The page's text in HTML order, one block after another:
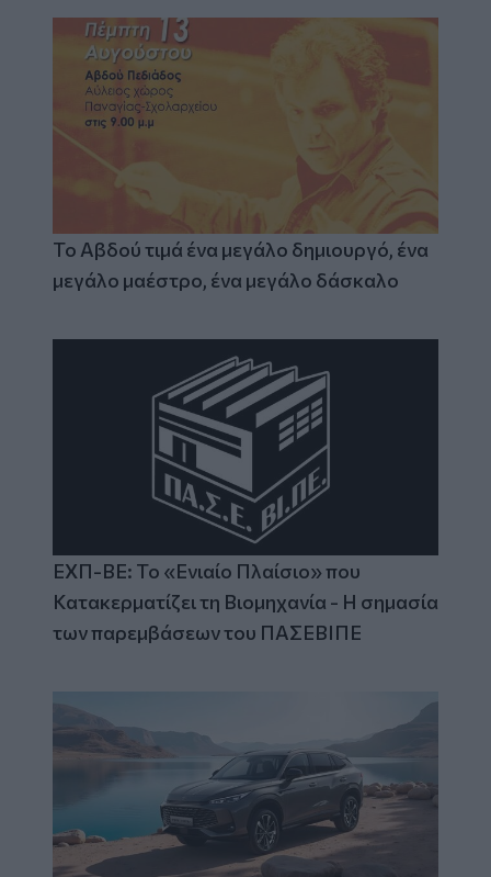
Το Αβδού τιμά ένα μεγάλο δημιουργό, ένα
μεγάλο μαέστρο, ένα μεγάλο δάσκαλο
ΕΧΠ-ΒΕ: Το «Ενιαίο Πλαίσιο» που
Κατακερματίζει τη Βιομηχανία - Η σημασία
των παρεμβάσεων του ΠΑΣΕΒΙΠΕ